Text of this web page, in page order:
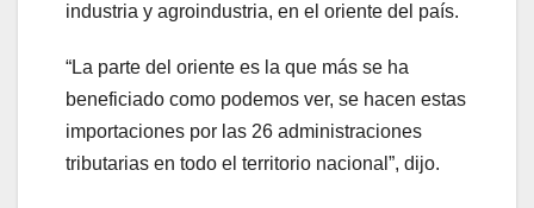
industria y agroindustria, en el oriente del país.
“La parte del oriente es la que más se ha
beneficiado como podemos ver, se hacen estas
importaciones por las 26 administraciones
tributarias en todo el territorio nacional”, dijo.